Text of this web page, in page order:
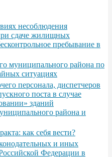
несоблюдения
сдаче жилищных
пребывание в
муниципального района по
ситуациях
персонала, диспетчеров
поста в случае
зданий
района и
как себя вести?
и иных
Федерации в